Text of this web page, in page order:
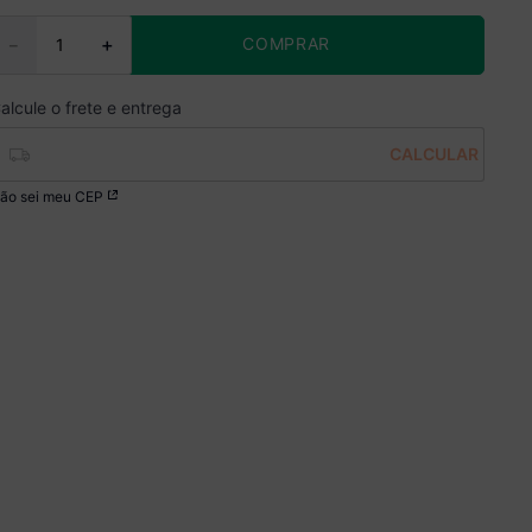
＋
－ COMPRAR
sei meu CEP